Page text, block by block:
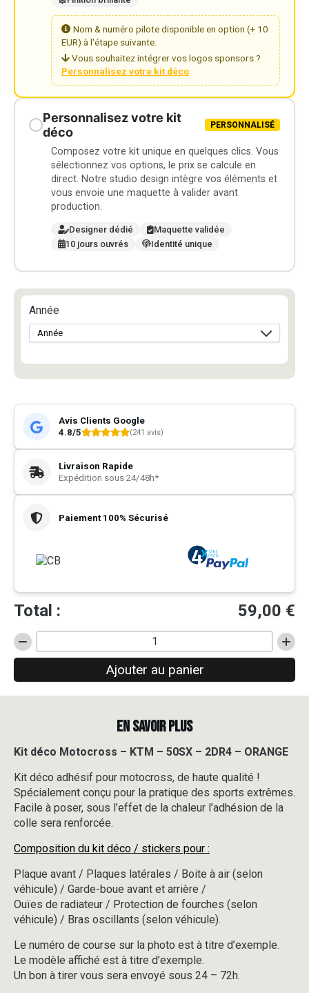
Nom & numéro pilote disponible en option (+ 10
EUR) à l'étape suivante.
Vous souhaitez intégrer vos logos sponsors ?
Personnalisez votre kit déco
Personnalisez votre kit
déco
PERSONNALISÉ
Composez votre kit unique en quelques clics. Vous
sélectionnez vos options, le prix se calcule en
direct. Notre studio design intègre vos éléments et
vous envoie une maquette à valider avant
production.
Designer dédié
Maquette validée
10 jours ouvrés
Identité unique
Année
Avis Clients Google
4.8/5
(241 avis)
Livraison Rapide
Expédition sous 24/48h*
Paiement 100% Sécurisé
Total : 59,00 €
quantité
de
Motocross
50SX
2DR4
-
ORANGE
Ajouter au panier
EN SAVOIR PLUS
Kit déco Motocross – KTM – 50SX – 2DR4 – ORANGE
Kit déco adhésif pour motocross, de haute qualité !
Spécialement conçu pour la pratique des sports extrêmes.
Facile à poser, sous l’effet de la chaleur l’adhésion de la
colle sera renforcée.
Composition du kit déco / stickers pour :
Plaque avant / Plaques latérales / Boite à air (selon
véhicule) / Garde-boue avant et arrière /
Ouïes de radiateur / Protection de fourches (selon
véhicule) / Bras oscillants (selon véhicule).
Le numéro de course sur la photo est à titre d’exemple.
Le modèle affiché est à titre d’exemple.
Un bon à tirer vous sera envoyé sous 24 – 72h.